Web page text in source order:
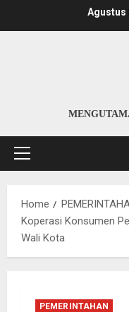
Agustus
Primary
Home
Koperasi Konsumen
Wali Kota
PEMERINTAHAN